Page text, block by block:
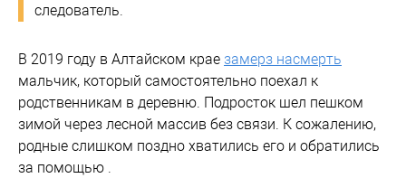
следователь.
В 2019 году в Алтайском крае замерз насмерть
мальчик, который самостоятельно поехал к
родственникам в деревню. Подросток шел пешком
зимой через лесной массив без связи. К сожалению,
родные слишком поздно хватились его и обратились
за помощью .